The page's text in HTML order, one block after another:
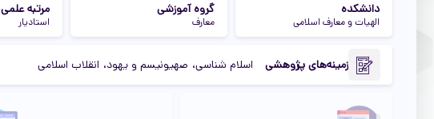
دانشکده
الهیات و معارف اسلامی
گروه آموزشی
معارف
مرتبه علمی
استادیار
زمینه‌های پژوهشی اسلام شناسی صهیونیسم و یهود انقلاب اسلامی